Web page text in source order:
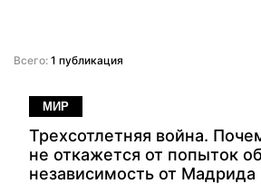
Всего: 1 публикация
МИР
Трехсотлетняя война.
не откажется от попыток
независимость от Мадрида